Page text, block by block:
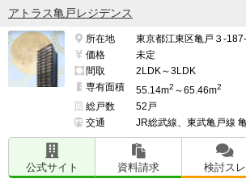
アトラス亀戸レジデンス
所在地
東京都江東区亀戸３-
価格
未定
間取
2LDK～3LDK
専有面積
55.14m2 ～65.46m2
総戸数
52戸
交通
JR総武線、東武亀戸線
公式サイト 資料請求 検討スレ